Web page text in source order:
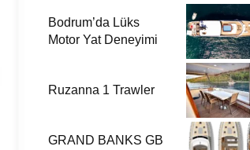
Bodrum’da Lüks
Motor Yat Deneyimi
Ruzanna 1 Trawler
GRAND BANKS GB